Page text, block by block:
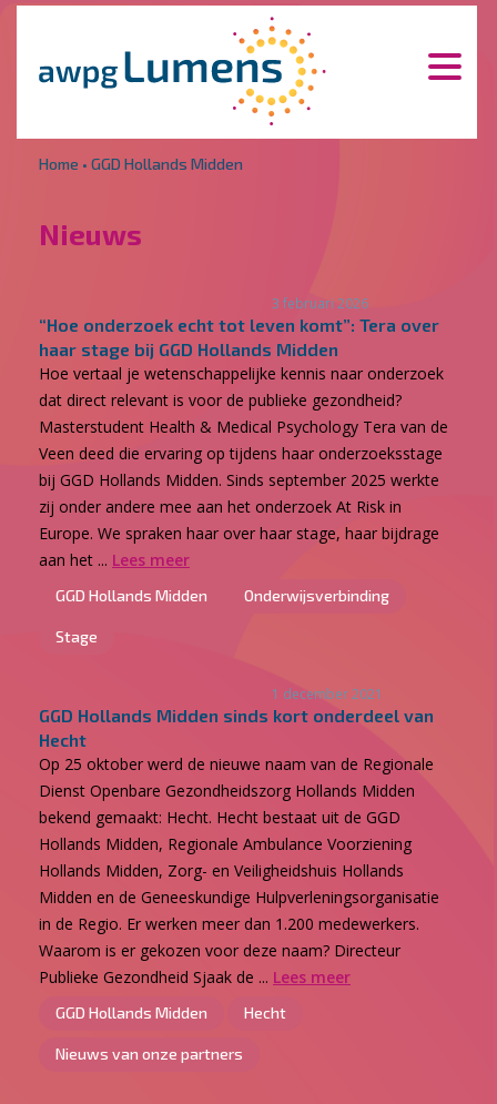
Home • GGD Hollands Midden
Nieuws
3 februari 2026
“Hoe onderzoek echt tot leven komt”: Tera over
haar stage bij GGD Hollands Midden
Hoe vertaal je wetenschappelijke kennis naar onderzoek
dat direct relevant is voor de publieke gezondheid?
Masterstudent Health & Medical Psychology Tera van de
Veen deed die ervaring op tijdens haar onderzoeksstage
bij GGD Hollands Midden. Sinds september 2025 werkte
zij onder andere mee aan het onderzoek At Risk in
Europe. We spraken haar over haar stage, haar bijdrage
aan het ... Lees meer
GGD Hollands Midden Onderwijsverbinding
Stage
1 december 2021
GGD Hollands Midden sinds kort onderdeel van
Hecht
Op 25 oktober werd de nieuwe naam van de Regionale
Dienst Openbare Gezondheidszorg Hollands Midden
bekend gemaakt: Hecht. Hecht bestaat uit de GGD
Hollands Midden, Regionale Ambulance Voorziening
Hollands Midden, Zorg- en Veiligheidshuis Hollands
Midden en de Geneeskundige Hulpverleningsorganisatie
in de Regio. Er werken meer dan 1.200 medewerkers.
Waarom is er gekozen voor deze naam? Directeur
Publieke Gezondheid Sjaak de ... Lees meer
GGD Hollands Midden Hecht
Nieuws van onze partners